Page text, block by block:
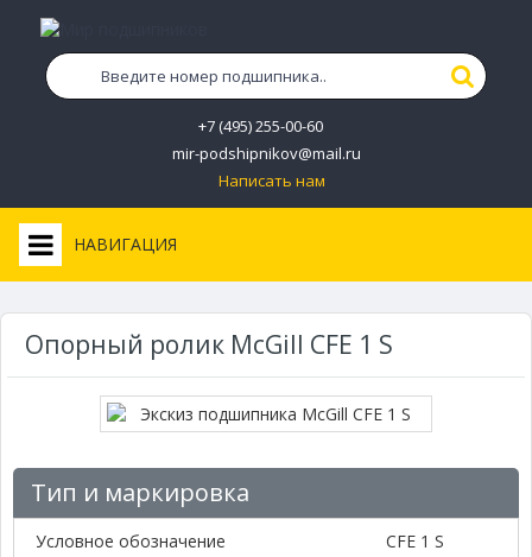
+7 (495) 255-00-60
mir-podshipnikov@mail.ru
Написать нам
НАВИГАЦИЯ
Опорный ролик McGill CFE 1 S
Тип и маркировка
Условное обозначение CFE 1 S